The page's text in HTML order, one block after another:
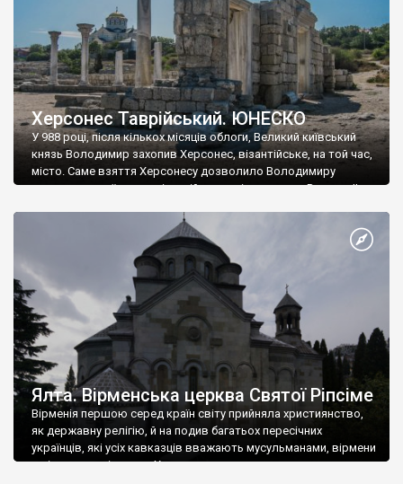
Херсонес Таврійський. ЮНЕСКО
У 988 році, після кількох місяців облоги, Великий київський
князь Володимир захопив Херсонес, візантійське, на той час,
місто. Саме взяття Херсонесу дозволило Володимиру
диктувати свої умови візантійському імператору Василю ІІ, та
Херсонесі Володимир-язичник, став Василем-християнином.
А потім було Хрещення Русі. На честь Херсонесу Таврійського
Ялта. Вірменська церква Святої Ріпсіме
Вірменія першою серед країн світу прийняла християнство,
як державну релігію, й на подив багатьох пересічних
українців, які усіх кавказців вважають мусульманами, вірмени
є відданими вірянами Христа